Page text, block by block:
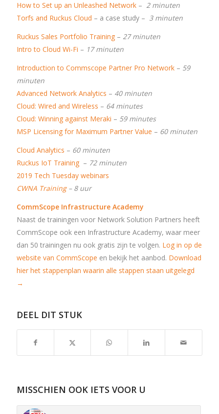
How to Set up an Unleashed Network– 2 minuten
Torfs and Ruckus Cloud – a case study – 3 minuten
Ruckus Sales Portfolio Training– 27 minuten
Intro to Cloud Wi-Fi – 17 minuten
Introduction to Commscope Partner Pro Network– 59
minuten
Advanced Network Analytics – 40 minuten
Cloud: Wired and Wireless – 64 minutes
Cloud: Winning against Meraki – 59 minutes
MSP Licensing for Maximum Partner Value – 60 minuten
Cloud Analytics – 60 minuten
Ruckus IoT Training– 72 minuten
2019 Tech Tuesday webinars
CWNA Training– 8 uur
CommScope Infrastructure Academy
Naast de trainingen voor Network Solution Partners heeft
CommScope ook een Infrastructure Academy, waar meer
dan 50 trainingen nu ook gratis zijn te volgen. Log in op de
website van CommScope en bekijk het aanbod. Download
hier het stappenplan waarin alle stappen staan uitgelegd
→
DEEL DIT STUK
MISSCHIEN OOK IETS VOOR U